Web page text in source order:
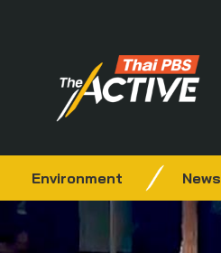
Environment News